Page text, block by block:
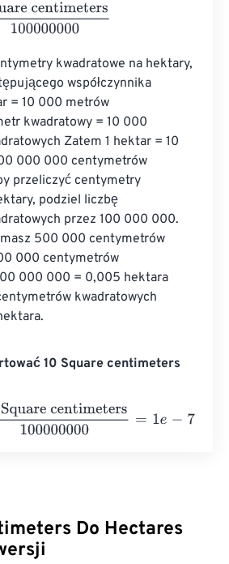
centimeters100000000
kwadratowe na hektary,
współczynnika
= 10 000 metrów
kwadratowy = 10 000
Zatem 1 hektar = 10
000 000 centymetrów
przeliczyć centymetry
podziel liczbę
przez 100 000 000.
masz 500 000 centymetrów
000 centymetrów
000 000 = 0,005 hektara
kwadratowych
10 Square centimeters
centimeters100000000 7
Do Hectares